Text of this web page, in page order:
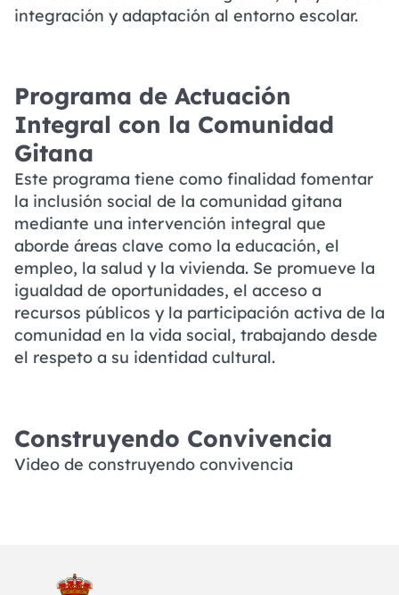
integración y adaptación al entorno escolar.
Programa de Actuación
Integral con la Comunidad
Gitana
Este programa tiene como finalidad fomentar
la inclusión social de la comunidad gitana
mediante una intervención integral que
aborde áreas clave como la educación, el
empleo, la salud y la vivienda. Se promueve la
igualdad de oportunidades, el acceso a
recursos públicos y la participación activa de la
comunidad en la vida social, trabajando desde
el respeto a su identidad cultural.
Construyendo Convivencia
Video de construyendo convivencia